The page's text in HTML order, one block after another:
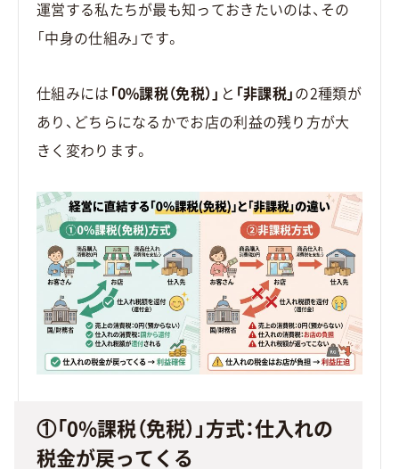
運営する私たちが最も知っておきたいのは、その
「中身の仕組み」です。
仕組みには 「0%課税（免税）」 と 「非課税」 の2種類が
あり、どちらになるかでお店の利益の残り方が大
きく変わります。
①「0%課税（免税）」方式：仕入れの
税金が戻ってくる